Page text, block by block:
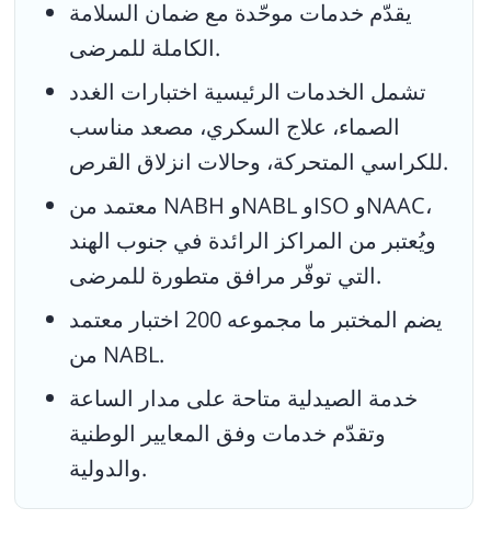
يقدّم خدمات موحّدة مع ضمان السلامة
الكاملة للمرضى.
تشمل الخدمات الرئيسية اختبارات الغدد
الصماء، علاج السكري، مصعد مناسب
للكراسي المتحركة، وحالات انزلاق القرص.
معتمد من NABH وNABL وISO وNAAC،
ويُعتبر من المراكز الرائدة في جنوب الهند
التي توفّر مرافق متطورة للمرضى.
يضم المختبر ما مجموعه 200 اختبار معتمد
من NABL.
خدمة الصيدلية متاحة على مدار الساعة
وتقدّم خدمات وفق المعايير الوطنية
والدولية.